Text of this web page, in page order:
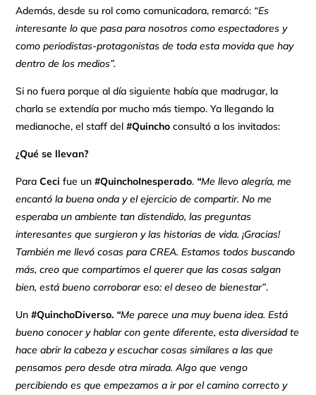
Además, desde su rol como comunicadora, remarcó: “Es
interesante lo que pasa para nosotros como espectadores y
como periodistas-protagonistas de toda esta movida que hay
dentro de los medios”.
Si no fuera porque al día siguiente había que madrugar, la
charla se extendía por mucho más tiempo. Ya llegando la
medianoche, el staff del#Quincho consultó a los invitados:
¿Qué se llevan?
ParaCeci fue un#QuinchoInesperado. “Me llevo alegría, me
encantó la buena onda y el ejercicio de compartir. No me
esperaba un ambiente tan distendido, las preguntas
interesantes que surgieron y las historias de vida. ¡Gracias!
También me llevó cosas para CREA. Estamos todos buscando
más, creo que compartimos el querer que las cosas salgan
bien, está bueno corroborar eso: el deseo de bienestar”.
Un#QuinchoDiverso. “Me parece una muy buena idea. Está
bueno conocer y hablar con gente diferente, esta diversidad te
hace abrir la cabeza y escuchar cosas similares a las que
pensamos pero desde otra mirada. Algo que vengo
percibiendo es que empezamos a ir por el camino correcto y